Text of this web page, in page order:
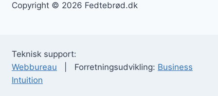
Copyright © 2026 Fedtebrød.dk
Teknisk support:
Webbureau | Forretningsudvikling: Business
Intuition